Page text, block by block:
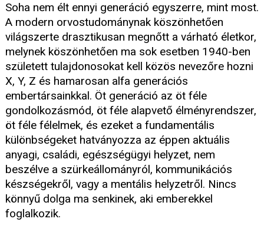
Soha nem élt ennyi generáció egyszerre, mint most.
A modern orvostudománynak köszönhetően
világszerte drasztikusan megnőtt a várható életkor,
melynek köszönhetően ma sok esetben 1940-ben
született tulajdonosokat kell közös nevezőre hozni
X, Y, Z és hamarosan alfa generációs
embertársainkkal. Öt generáció az öt féle
gondolkozásmód, öt féle alapvető élményrendszer,
öt féle félelmek, és ezeket a fundamentális
különbségeket hatványozza az éppen aktuális
anyagi, családi, egészségügyi helyzet, nem
beszélve a szürkeállományról, kommunikációs
készségekről, vagy a mentális helyzetről. Nincs
könnyű dolga ma senkinek, aki emberekkel
foglalkozik.